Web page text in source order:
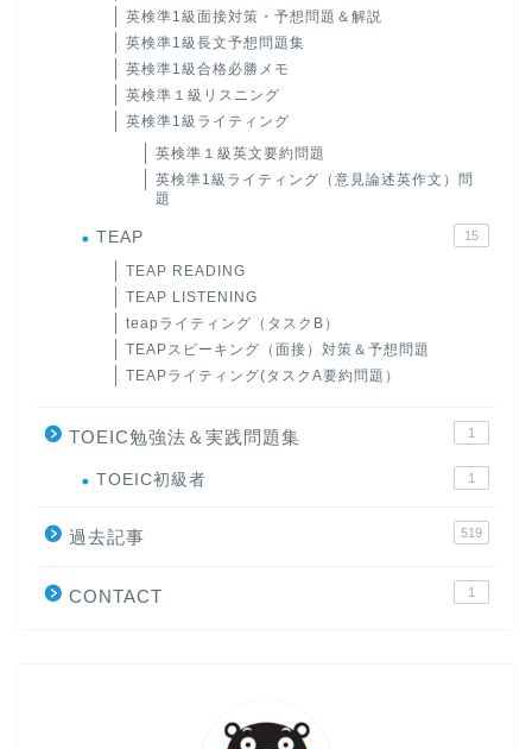
英検準1級面接対策・予想問題＆解説
英検準1級長文予想問題集
英検準1級合格必勝メモ
英検準１級リスニング
英検準1級ライティング
英検準１級英文要約問題
英検準1級ライティング（意見論述英作文）問
題
TEAP 15
TEAP READING
TEAP LISTENING
teapライティング（タスクB）
TEAPスピーキング（面接）対策＆予想問題
TEAPライティング(タスクA要約問題）
TOEIC勉強法＆実践問題集 1
TOEIC初級者 1
過去記事 519
CONTACT 1
大学入試英語対策講座